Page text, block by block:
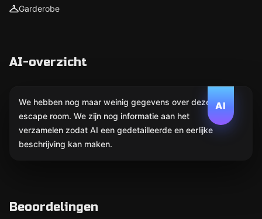
Garderobe
AI-overzicht
AI
We hebben nog maar weinig gegevens over deze
escape room. We zijn nog informatie aan het
verzamelen zodat AI een gedetailleerde en eerlijke
beschrijving kan maken.
Beoordelingen